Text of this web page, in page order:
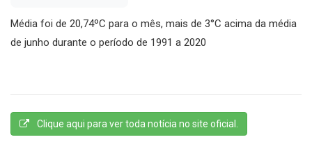
Média foi de 20,74ºC para o mês, mais de 3°C acima da média
de junho durante o período de 1991 a 2020
Clique aqui para ver toda notícia no site oficial.